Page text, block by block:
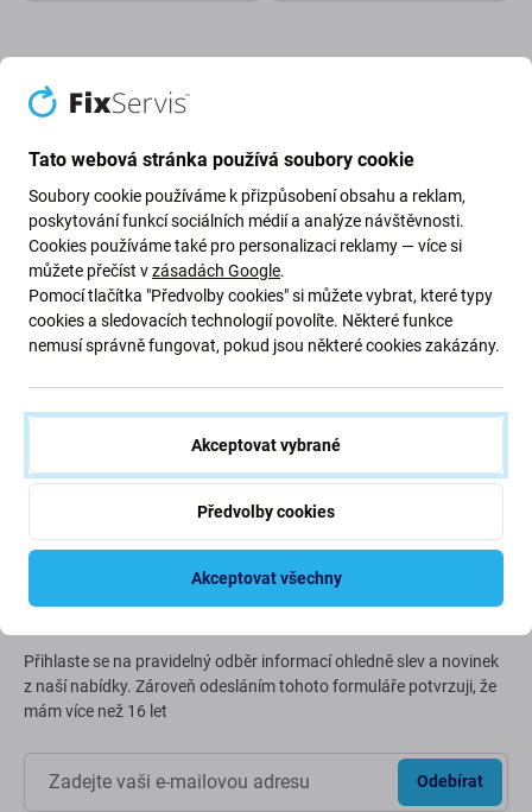
Zelená cesta (Going Green)
přizpůsobujeme naše procesy, abychom snížili naši stopu.
Newsletter Fix
Přihlaste se na pravidelný odběr informací ohledně slev a novinek
z naší nabídky. Zároveň odesláním tohoto formuláře potvrzuji, že
mám více než 16 let
Odebírat
Tato webová stránka používá soubory cookie
Soubory cookie používáme k přizpůsobení obsahu a reklam,
poskytování funkcí sociálních médií a analýze návštěvnosti.
Cookies používáme také pro personalizaci reklamy — více si
můžete přečíst vzásadách Google.
Pomocí tlačítka "Předvolby cookies" si můžete vybrat, které typy
cookies a sledovacích technologií povolíte. Některé funkce
nemusí správně fungovat, pokud jsou některé cookies zakázány.
Akceptovat vybrané
Předvolby cookies
Akceptovat všechny